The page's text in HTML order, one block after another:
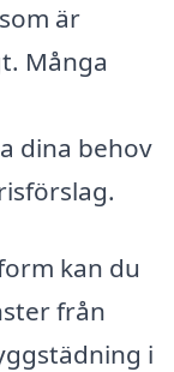
är
Många
dina behov
kan du
från
i